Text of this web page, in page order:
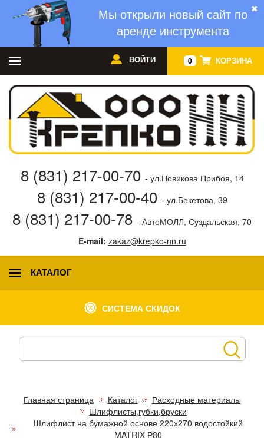
✖
Мы открыли новый сайт по
аренде инструмента
0 КОРЗИНА
ВОЙТИ
8 (831) 217-00-70 - ул.Новикова Прибоя, 14
8 (831) 217-00-40 - ул.Бекетова, 39
8 (831) 217-00-78 - АвтоМОЛЛ, Суздальская, 70
E-mail: zakaz@krepko-nn.ru
КАТАЛОГ
СИСТЕМА СКИДОК
Главная страница Каталог
Расходные материалы
Шлифлисты,губки,бруски
Шлифлист на бумажной основе 220х270 водостойкий
MATRIX Р80